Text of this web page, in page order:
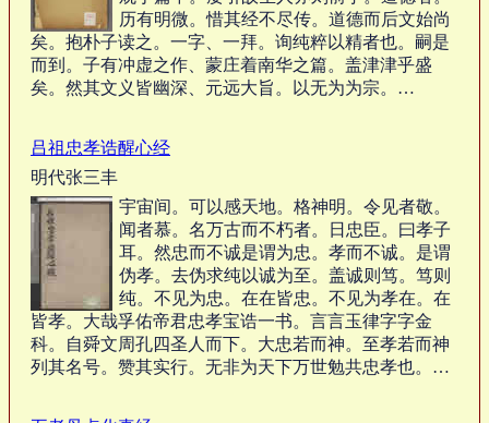
历有明微。惜其经不尽传。道德而后文始尚
矣。抱朴子读之。一字、一拜。询纯粹以精者也。嗣是
而到。子有冲虚之作、蒙庄着南华之篇。盖津津乎盛
矣。然其文义皆幽深、元远大旨。以无为为宗。…
吕祖忠孝诰醒心经
明代张三丰
宇宙间。可以感天地。格神明。令见者敬。
闻者慕。名万古而不朽者。日忠臣。曰孝子
耳。然忠而不诚是谓为忠。孝而不诚。是谓
伪孝。去伪求纯以诚为至。盖诚则笃。笃则
纯。不见为忠。在在皆忠。不见为孝在。在
皆孝。大哉孚佑帝君忠孝宝诰一书。言言玉律字字金
科。自舜文周孔四圣人而下。大忠若而神。至孝若而神
列其名号。赞其实行。无非为天下万世勉共忠孝也。…